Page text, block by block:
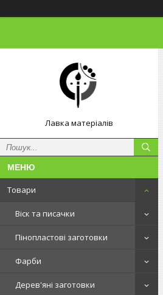
Лавка матеріалів
Товари
Віск та писачки
Пінопластові заготовки
Фарби
Дерев'яні заготовки